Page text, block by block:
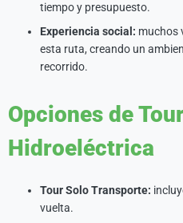
tiempo y presupuesto.
Experiencia social: muchos
esta ruta, creando un
recorrido.
Opciones de
Hidroeléctrica
Tour Solo Transporte:
vuelta.